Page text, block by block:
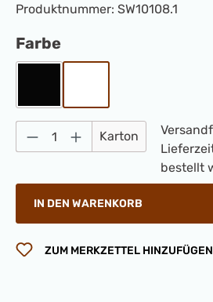
Produktnummer: SW10108.1
Farbeauswählen
Produkt Anzahl: Gib
Karton
bestellt
IN DEN WARENKORB
ZUM MERKZETTEL HINZUFÜGEN